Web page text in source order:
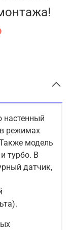
настенный
режимах
модель
турбо. В
датчик,